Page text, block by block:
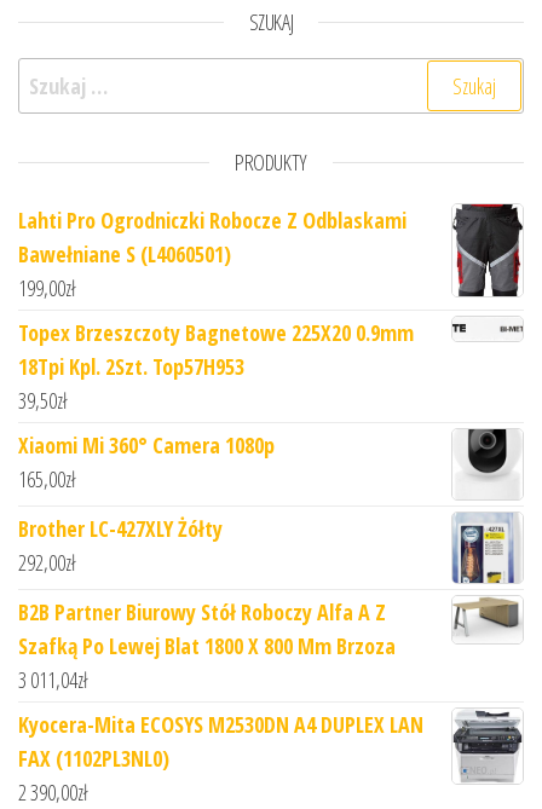
SZUKAJ
Szukaj:
PRODUKTY
Lahti Pro Ogrodniczki Robocze Z Odblaskami
Bawełniane S (L4060501)
199,00zł
Topex Brzeszczoty Bagnetowe 225X20 0.9mm
18Tpi Kpl. 2Szt. Top57H953
39,50zł
Xiaomi Mi 360° Camera 1080p
165,00zł
Brother LC-427XLY Żółty
292,00zł
B2B Partner Biurowy Stół Roboczy Alfa A Z
Szafką Po Lewej Blat 1800 X 800 Mm Brzoza
3 011,04zł
Kyocera-Mita ECOSYS M2530DN A4 DUPLEX LAN
FAX (1102PL3NL0)
2 390,00zł